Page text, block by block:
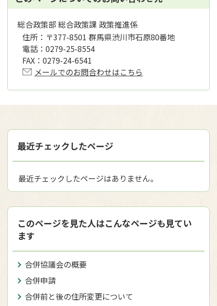
総合政策部 総合政策課 政策推進係
住所： 〒377-8501 群馬県渋川市石原80番地
電話： 0279-25-8554
FAX： 0279-24-6541
メールでのお問合わせはこちら
最近チェックしたページ
最近チェックしたページはありません。
このページを見た人はこんなページも見てい
ます
合併協議会の概要
合併申請
合併前と後の住所変更について